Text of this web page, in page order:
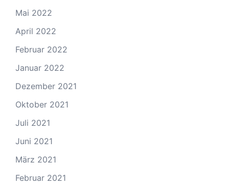
Mai 2022
April 2022
Februar 2022
Januar 2022
Dezember 2021
Oktober 2021
Juli 2021
Juni 2021
März 2021
Februar 2021